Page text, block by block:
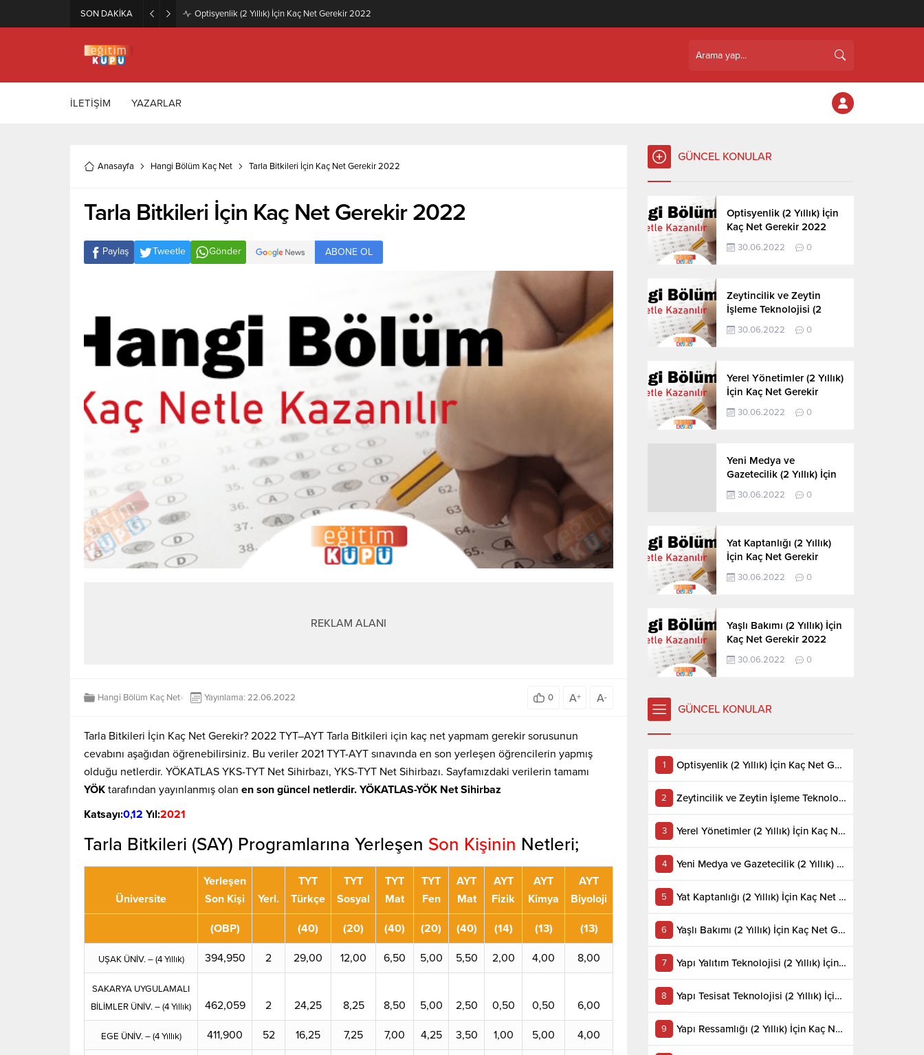
SON DAKİKA Zeytincilik ve Zeytin İşleme Teknolojisi (2 Yıllık) İçin Kaç Net Gerekir 2022
İLETİŞİM YAZARLAR
Anasayfa Hangi Bölüm Kaç Net Tarla Bitkileri İçin Kaç Net Gerekir 2022
Tarla Bitkileri İçin Kaç Net Gerekir 2022
Paylaş Tweetle Gönder ABONE OL
REKLAM ALANI
Hangi Bölüm Kaç Net Yayınlama: 22.06.2022 0 A+ A-
Tarla Bitkileri İçin Kaç Net Gerekir? 2022 TYT–AYT Tarla Bitkileri için kaç net yapmam gerekir sorusunun
cevabını aşağıdan öğrenebilirsiniz. Bu veriler 2021 TYT-AYT sınavında en son yerleşen öğrencilerin yapmış
olduğu netlerdir. YÖKATLAS YKS-TYT Net Sihirbazı, YKS-TYT Net Sihirbazı. Sayfamızdaki verilerin tamamı
YÖK tarafından yayınlanmış olan en son güncel netlerdir. YÖKATLAS-YÖK Net Sihirbaz
Katsayı:0,12 Yıl:2021
Tarla Bitkileri (SAY) Programlarına Yerleşen Son Kişinin Netleri;
Üniversite
Yerleşen
Son Kişi
Yerl.
TYT
Türkçe
TYT
Sosyal
TYT
Mat
TYT
Fen
AYT
Mat
AYT
Fizik
AYT
Kimya
AYT
Biyoloji
(OBP) (40) (20) (40) (20) (40) (14) (13) (13)
UŞAK ÜNİV. – (4 Yıllık) 394,950 2 29,00 12,00 6,50 5,00 5,50 2,00 4,00 8,00
SAKARYA UYGULAMALI
BİLİMLER ÜNİV. – (4 Yıllık)
462,059 2 24,25 8,25 8,50 5,00 2,50 0,50 0,50 6,00
EGE ÜNİV. – (4 Yıllık) 411,900 52 16,25 7,25 7,00 4,25 3,50 1,00 5,00 4,00
GÜNCEL KONULAR
Optisyenlik (2 Yıllık) İçin
Kaç Net Gerekir 2022
30.06.2022 0
Zeytincilik ve Zeytin
İşleme Teknolojisi (2
Yıllık) İçin Kaç Net
Gerekir 2022
30.06.2022 0
Yerel Yönetimler (2 Yıllık)
İçin Kaç Net Gerekir
2022
30.06.2022 0
Yeni Medya ve
Gazetecilik (2 Yıllık) İçin
Kaç Net Gerekir 2022
30.06.2022 0
Yat Kaptanlığı (2 Yıllık)
İçin Kaç Net Gerekir
2022
30.06.2022 0
Yaşlı Bakımı (2 Yıllık) İçin
Kaç Net Gerekir 2022
30.06.2022 0
GÜNCEL KONULAR
Optisyenlik (2 Yıllık) İçin Kaç Net Gerekir 2022
Zeytincilik ve Zeytin İşleme Teknolojisi (2 Yıllık) İçin Kaç Net Gerekir 2022
Yerel Yönetimler (2 Yıllık) İçin Kaç Net Gerekir 2022
Yeni Medya ve Gazetecilik (2 Yıllık) İçin Kaç Net Gerekir 2022
Yat Kaptanlığı (2 Yıllık) İçin Kaç Net Gerekir 2022
Yaşlı Bakımı (2 Yıllık) İçin Kaç Net Gerekir 2022
Yapı Yalıtım Teknolojisi (2 Yıllık) İçin Kaç Net Gerekir 2022
Yapı Tesisat Teknolojisi (2 Yıllık) İçin Kaç Net Gerekir 2022
Yapı Ressamlığı (2 Yıllık) İçin Kaç Net Gerekir 2022